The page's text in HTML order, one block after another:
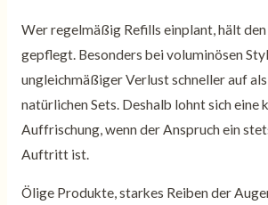
Wer regelmäßig Refills einplant, hält
gepflegt. Besonders bei voluminösen
ungleichmäßiger Verlust schneller auf
natürlichen Sets. Deshalb lohnt sich eine
Auffrischung, wenn der Anspruch ein
Auftritt ist.
Ölige Produkte, starkes Reiben der